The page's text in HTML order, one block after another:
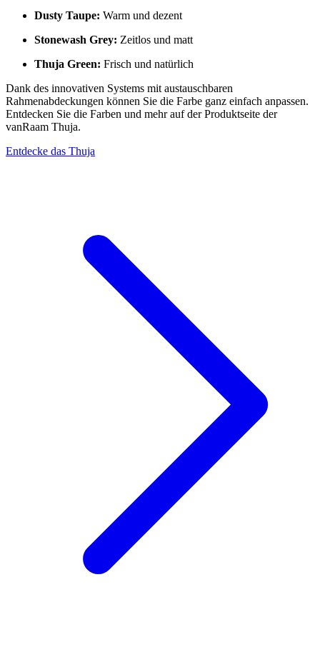
Dusty Taupe: Warm und dezent
Stonewash Grey: Zeitlos und matt
Thuja Green: Frisch und natürlich
Dank des innovativen Systems mit austauschbaren
Rahmenabdeckungen können Sie die Farbe ganz einfach anpassen.
Entdecken Sie die Farben und mehr auf der Produktseite der
vanRaam Thuja.
Entdecke das Thuja